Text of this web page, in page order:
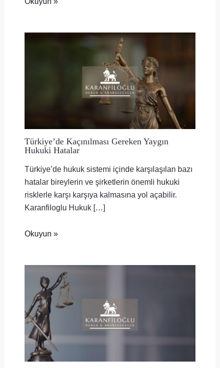
Türkiye’de Kaçınılması Gereken Yaygın
Hukuki Hatalar
Türkiye’de hukuk sistemi içinde karşılaşılan bazı
hatalar bireylerin ve şirketlerin önemli hukuki
risklerle karşı karşıya kalmasına yol açabilir.
Karanfiloglu Hukuk […]
Okuyun »